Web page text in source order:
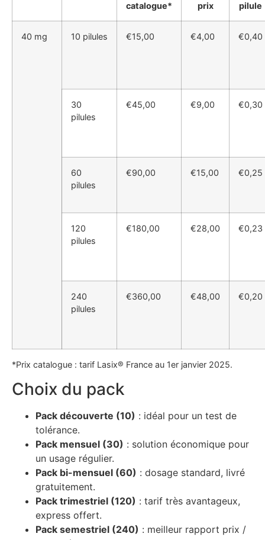
catalogue*
prix
pilule
40 mg 10 pilules €15,00 €4,00 €0,40
30
pilules
€45,00 €9,00 €0,30
60
pilules
€90,00 €15,00 €0,25
120
pilules
€180,00 €28,00 €0,23
240
pilules
€360,00 €48,00 €0,20
*Prix catalogue : tarif Lasix® France au 1er janvier 2025.
Choix du pack
Pack découverte (10) : idéal pour un test de
tolérance.
Pack mensuel (30) : solution économique pour
un usage régulier.
Pack bi-mensuel (60) : dosage standard, livré
gratuitement.
Pack trimestriel (120) : tarif très avantageux,
express offert.
Pack semestriel (240) : meilleur rapport prix /